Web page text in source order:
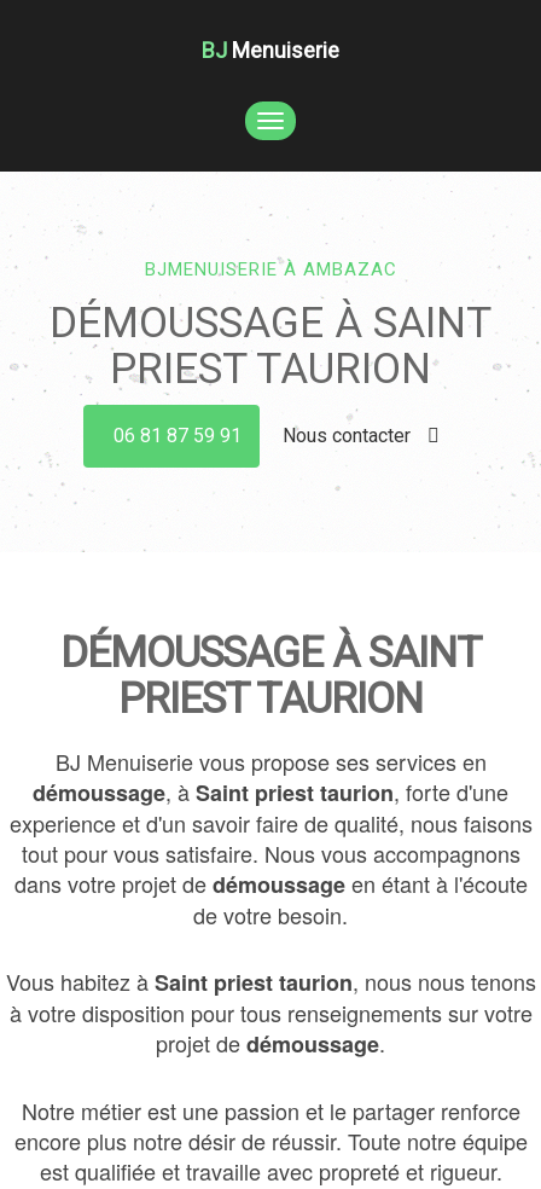
BJ Menuiserie
TOGGLE
NAVIGATION
BJMENUISERIE À AMBAZAC
DÉMOUSSAGE À SAINT
PRIEST TAURION
06 81 87 59 91 Nous contacter
DÉMOUSSAGE À SAINT
PRIEST TAURION
BJ Menuiserie vous propose ses services en
démoussage, àSaint priest taurion, forte d'une
experience et d'un savoir faire de qualité, nous faisons
tout pour vous satisfaire. Nous vous accompagnons
dans votre projet dedémoussageen étant à l'écoute
de votre besoin.
Vous habitez àSaint priest taurion, nous nous tenons
à votre disposition pour tous renseignements sur votre
projet dedémoussage.
Notre métier est une passion et le partager renforce
encore plus notre désir de réussir. Toute notre équipe
est qualifiée et travaille avec propreté et rigueur.